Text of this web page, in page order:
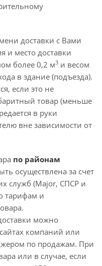
доставки с Вами
и место доставки
более 0,2 м3 и весом
в здание (подъезда).
если это не
товар (меньше
в руки
вне зависимости от
по районам
осуществлена за счет
служб (Major, СПСР и
тарифам и
можно
компаний или
по продажам. При
или в случае, если